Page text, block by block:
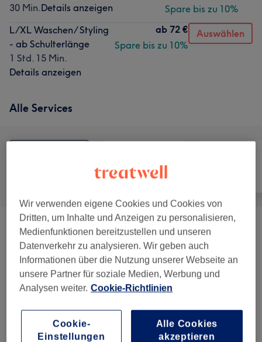
30 Min.Details anzeigen
Spare bis zu 10%
L/XL Waschen/ Styling
- ab Schulterlänge
1 Std. 15 Min.
Details anzeigen
ab 72 €
Spare bis zu 10%
Auswählen
Alle Services
Friseur
Hair Color Make Over (4) ab 480 €
Coloration (8) ab 35 €
Herren - Haarschnitte & Stylings (2)
Inkl.Pflege
(3 )
ab 80 €
Wir verwenden eigene Cookies und Cookies von
Dritten, um Inhalte und Anzeigen zu personalisieren,
Medienfunktionen bereitzustellen und unseren
Datenverkehr zu analysieren. Wir geben auch
Informationen über die Nutzung unserer Webseite an
unsere Partner für soziale Medien, Werbung und
Analysen weiter. Cookie-Richtlinien
Cookie-
Einstellungen
Alle Cookies
akzeptieren